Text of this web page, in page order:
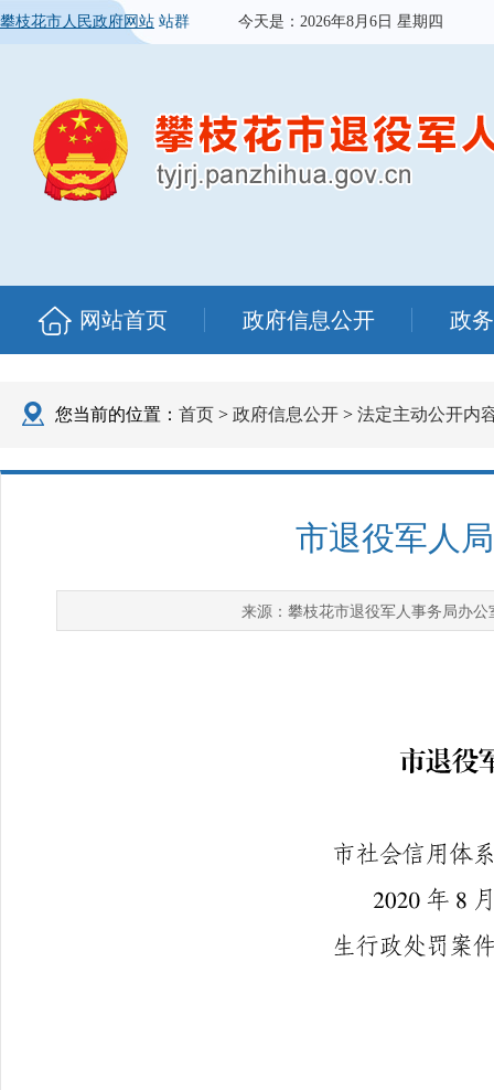
攀枝花市人民政府网站 站群 今天是： 2026年8月6日 星期四
网站首页 政府信息公开 政
您当前的位置： 首页 > 政府信息公开 > 法定主动公开内
市退役军人
来源： 攀枝花市退役军人事务局办公